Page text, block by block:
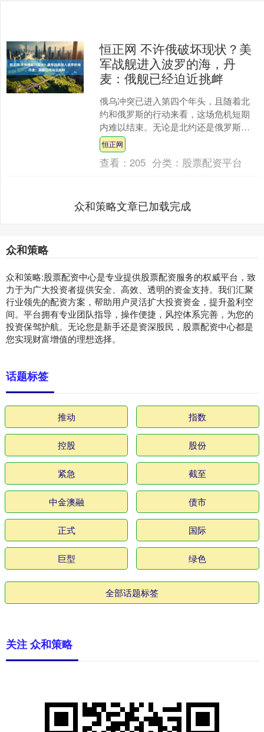
恒正网 不许俄破坏现状？美
军战舰进入波罗的海，丹
麦：俄舰已经迫近挑衅
俄乌冲突已进入第四个年头，且随着北
约和俄罗斯的行动来看，这场危机短期
内难以结束。无论是北约还是俄罗斯，
都坚持各自的既定路线，导致局势持续
僵持。根据外媒的报道，美....
恒正网
查看：205 分类： 股票配资平台
众和策略文章已加载完成
众和策略
众和策略:股票配资中心是专业提供股票配资服务的权威平台，致
力于为广大投资者提供安全、高效、透明的资金支持。我们汇聚
行业领先的配资方案，帮助用户灵活扩大投资资金，提升盈利空
间。平台拥有专业团队指导，操作便捷，风控体系完善，为您的
投资保驾护航。无论您是新手还是资深股民，股票配资中心都是
您实现财富增值的理想选择。
话题标签
推动 指数
控股 股份
紧急 截至
中金澳融 债市
正式 国际
巨型 绿色
全部话题标签
关注 众和策略